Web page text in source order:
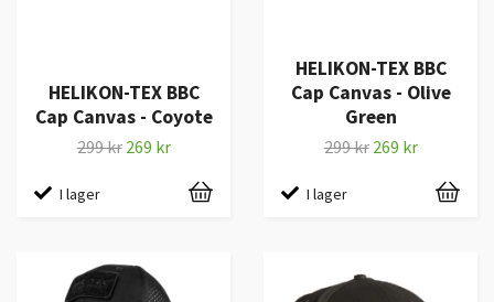
HELIKON-TEX BBC
Cap Canvas - Coyote
299 kr 269 kr
I lager
HELIKON-TEX BBC
Cap Canvas - Olive
Green
299 kr 269 kr
I lager